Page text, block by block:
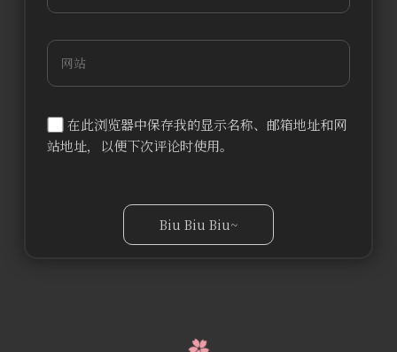
在此浏览器中保存我的显示名称、邮箱地址和网
站地址，以便下次评论时使用。